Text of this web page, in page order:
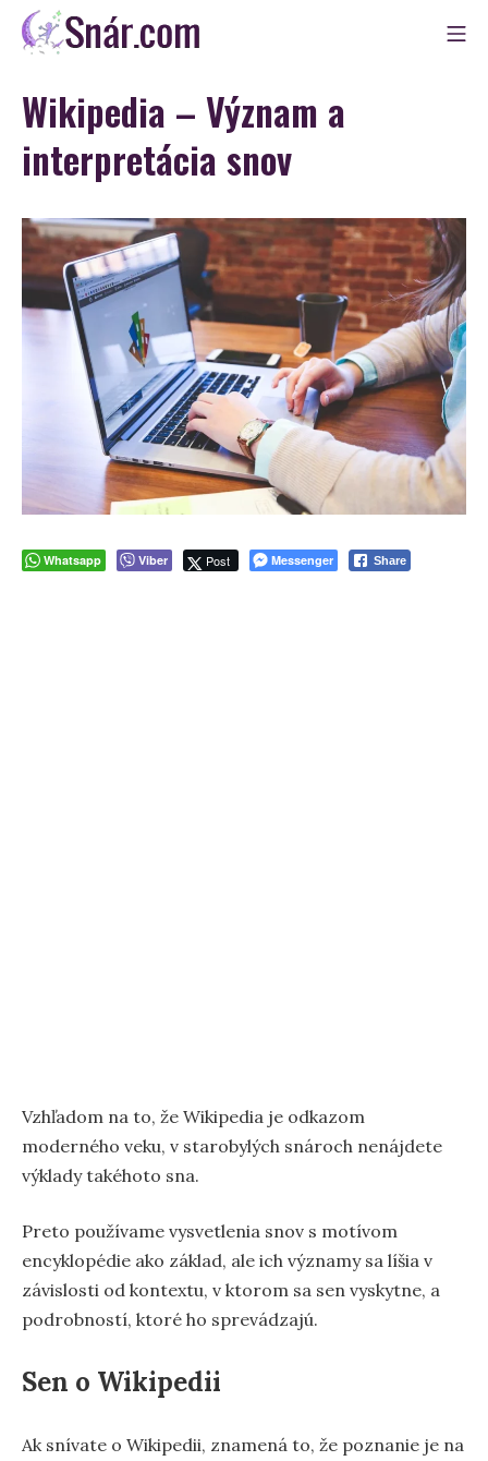
Skip
Snár
Wikipedia – Význam a
interpretácia snov
Whatsapp Viber Post Messenger Share
Vzhľadom na to, že Wikipedia je odkazom
moderného veku, v starobylých snároch nenájdete
výklady takéhoto sna.
Preto používame vysvetlenia snov s motívom
encyklopédie ako základ, ale ich významy sa líšia v
závislosti od kontextu, v ktorom sa sen vyskytne, a
podrobností, ktoré ho sprevádzajú.
Sen o Wikipedii
Ak snívate o Wikipedii, znamená to, že poznanie je na